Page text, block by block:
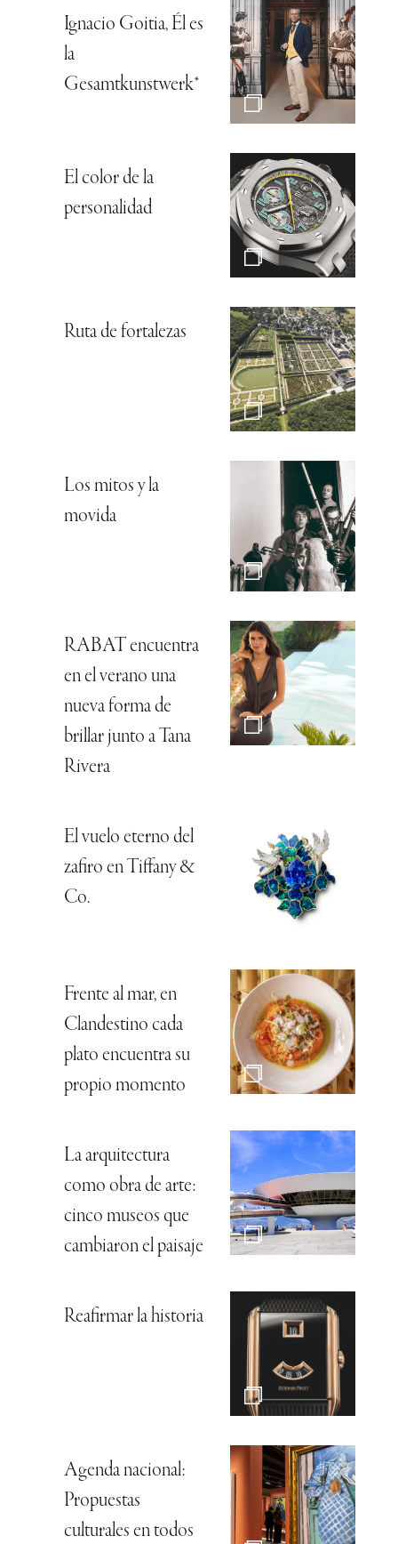
Ignacio Goitia, Él es
la
Gesamtkunstwerk*
El color de la
personalidad
Ruta de fortalezas
Los mitos y la
movida
RABAT encuentra
en el verano una
nueva forma de
brillar junto a Tana
Rivera
El vuelo eterno del
zafiro en Tiffany &
Co.
Frente al mar, en
Clandestino cada
plato encuentra su
propio momento
La arquitectura
como obra de arte:
cinco museos que
cambiaron el paisaje
Reafirmar la historia
Agenda nacional:
Propuestas
culturales en todos